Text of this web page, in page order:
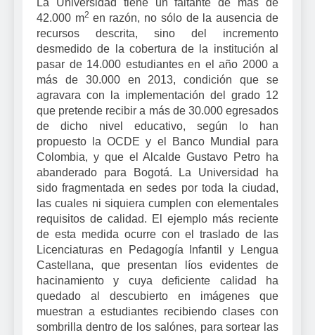
La Universidad tiene un faltante de más de
42.000 m2 en razón, no sólo de la ausencia de
recursos descrita, sino del incremento
desmedido de la cobertura de la institución al
pasar de 14.000 estudiantes en el año 2000 a
más de 30.000 en 2013, condición que se
agravara con la implementación del grado 12
que pretende recibir a más de 30.000 egresados
de dicho nivel educativo, según lo han
propuesto la OCDE y el Banco Mundial para
Colombia, y que el Alcalde Gustavo Petro ha
abanderado para Bogotá. La Universidad ha
sido fragmentada en sedes por toda la ciudad,
las cuales ni siquiera cumplen con elementales
requisitos de calidad. El ejemplo más reciente
de esta medida ocurre con el traslado de las
Licenciaturas en Pedagogía Infantil y Lengua
Castellana, que presentan líos evidentes de
hacinamiento y cuya deficiente calidad ha
quedado al descubierto en imágenes que
muestran a estudiantes recibiendo clases con
sombrilla dentro de los salónes, para sortear las